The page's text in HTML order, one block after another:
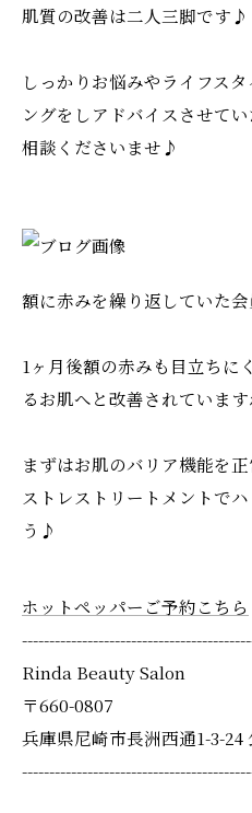
肌質の改善は二人三脚です♪
しっかりお悩みやライフス
ングをしアドバイスさせて
相談くださいませ♪
額に赤みを繰り返していた会
1ヶ月後額の赤みも目立ちに
るお肌へと改善されていま
まずはお肌のバリア機能を
ストレストリートメントで
う♪
ホットペッパーご予約こちら
Rinda Beauty Salon
〒660-0807
兵庫県尼崎市長洲西通1-3-24